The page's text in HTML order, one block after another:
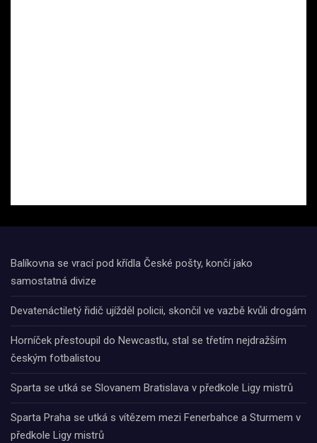
Balíkovna se vrací pod křídla České pošty, končí jako
samostatná divize
Devatenáctiletý řidič ujížděl policii, skončil ve vazbě kvůli drogám
Horníček přestoupil do Newcastlu, stal se třetím nejdražším
českým fotbalistou
Sparta se utká se Slovanem Bratislava v předkole Ligy mistrů
Sparta Praha se utká s vítězem mezi Fenerbahce a Sturmem v
předkole Ligy mistrů